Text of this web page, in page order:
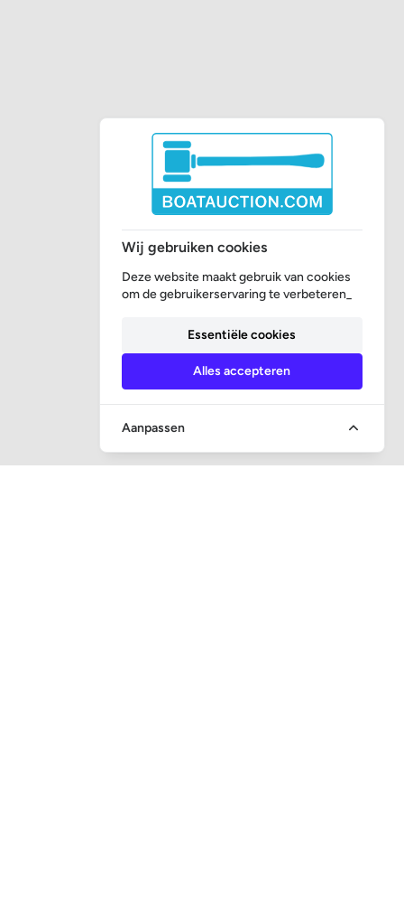
Wij gebruiken cookies
Deze website maakt gebruik van cookies
om de gebruikerservaring te verbeteren_
Essentiële cookies
Alles accepteren
Aanpassen